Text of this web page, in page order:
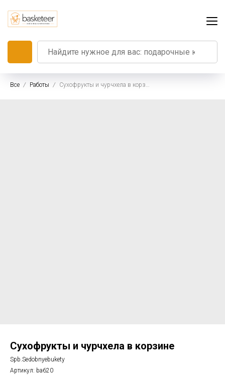
Все Работы Сухофрукты и чурчхела в корзине
Сухофрукты и чурчхела в корзине
Spb.Sedobnyebukety
Артикул: ba620